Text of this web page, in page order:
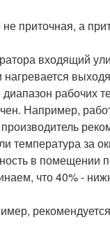
не приточная, а
входящий
нагревается
рабочих
Например,
температура за
в помещении
что 40% -